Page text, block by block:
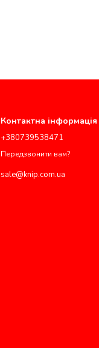
Контактна інформація
+380739538471
Передзвонити вам?
sale@knip.com.ua